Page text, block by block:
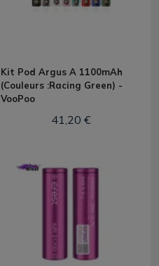
Kit Pod Argus A 1100mAh
(Couleurs :Racing Green) -
VooPoo
41,20 €